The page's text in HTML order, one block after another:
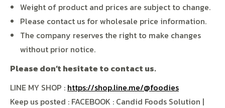
Weight of product and prices are subject to change.
Please contact us for wholesale price information.
The company reserves the right to make changes
without prior notice.
Please don’t hesitate to contact us.
LINE MY SHOP : https://shop.line.me/@foodies
Keep us posted : FACEBOOK : Candid Foods Solution |